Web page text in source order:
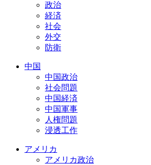
政治
経済
社会
外交
防衛
中国
中国政治
社会問題
中国経済
中国軍事
人権問題
浸透工作
アメリカ
アメリカ政治